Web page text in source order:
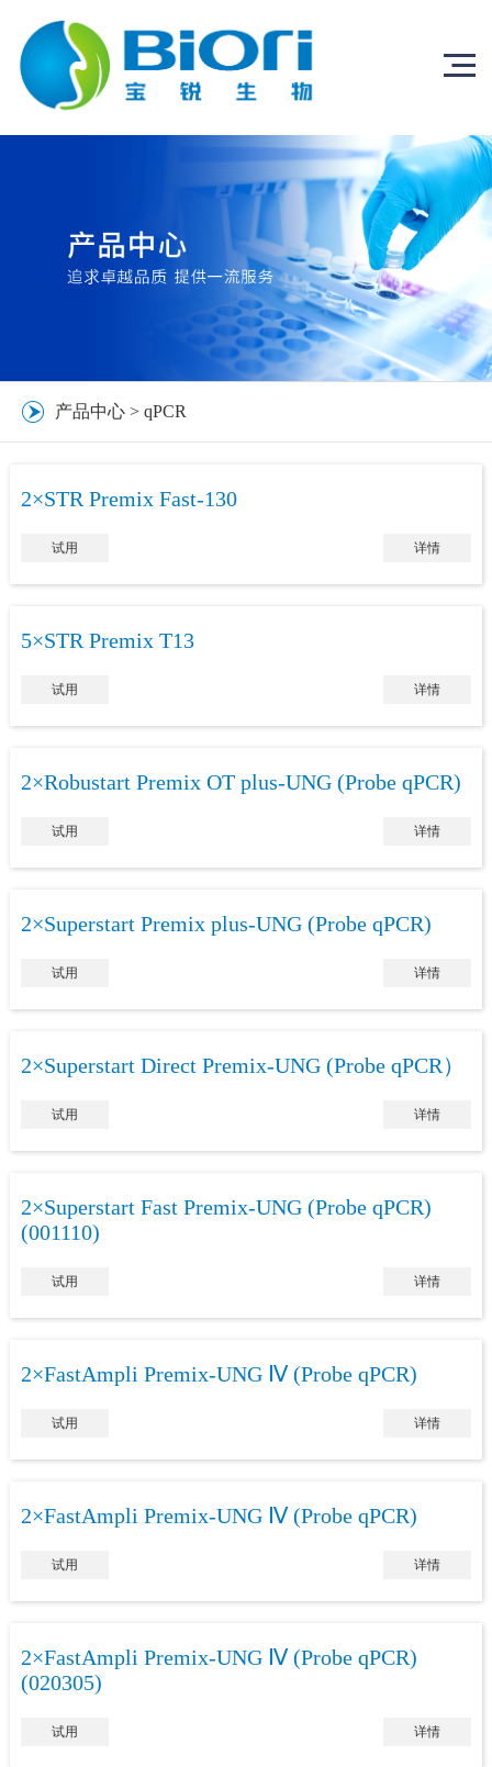
产品中心 > qPCR
2×STR Premix Fast-130
试用 详情
5×STR Premix T13
试用 详情
2×Robustart Premix OT plus-UNG (Probe qPCR)
试用 详情
2×Superstart Premix plus-UNG (Probe qPCR)
试用 详情
2×Superstart Direct Premix-UNG (Probe qPCR）
试用 详情
2×Superstart Fast Premix-UNG (Probe qPCR)
(001110)
试用 详情
2×FastAmpli Premix-UNG Ⅳ (Probe qPCR)
试用 详情
2×FastAmpli Premix-UNG Ⅳ (Probe qPCR)
试用 详情
2×FastAmpli Premix-UNG Ⅳ (Probe qPCR)
(020305)
试用 详情